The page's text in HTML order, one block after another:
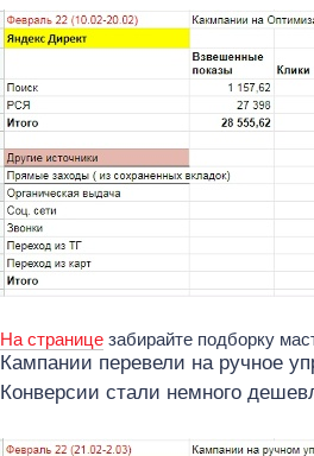
На странице забирайте подборку
Кампании перевели на ручное
Конверсии стали немного